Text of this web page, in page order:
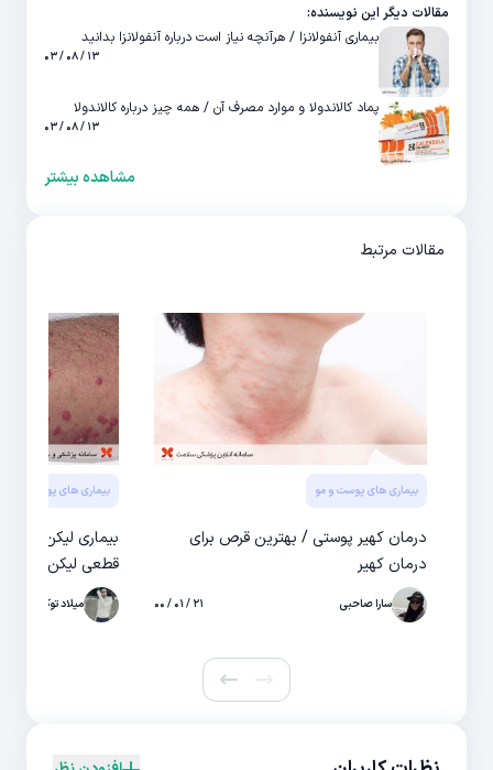
مقالات دیگر این نویسنده:
بیماری آنفولانزا / هرآنچه نیاز است درباره آنفولانزا بدانید
۱۳ / ۰۸ / ۰۳
پماد کالاندولا و موارد مصرف آن / همه چیز درباره کالاندولا
۱۳ / ۰۸ / ۰۳
مشاهده بیشتر
مقالات مرتبط
بیماری های پوست و مو
درمان کهیر پوستی / بهترین قرص برای
درمان کهیر
سارا صاحبی ۲۱ / ۰۱ / ۰۰
بیماری های پوست و مو
بیماری لیکن پلان
قطعی لیکن پلان
میلاد توکلی